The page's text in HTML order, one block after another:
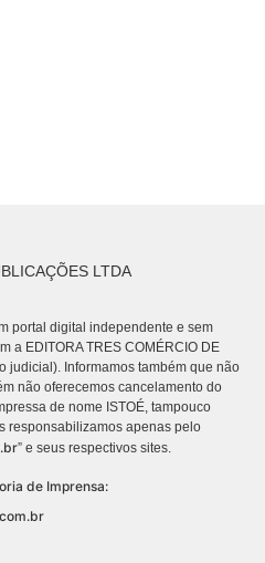
LTDA
portal digital independente e sem
a EDITORA TRES COMÉRCIO DE
judicial). Informamos também que não
não oferecemos cancelamento do
de nome ISTOÉ, tampouco
responsabilizamos apenas pelo
” e seus respectivos sites.
de Imprensa: